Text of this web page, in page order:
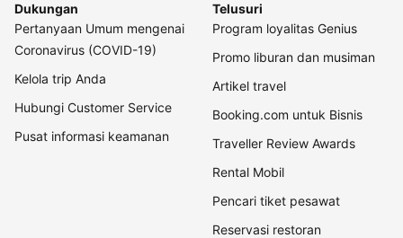
Dukungan
Pertanyaan Umum mengenai
Coronavirus (COVID-19)
Kelola trip Anda
Hubungi Customer Service
Pusat informasi keamanan
Telusuri
Program loyalitas Genius
Promo liburan dan musiman
Artikel travel
Booking.com untuk Bisnis
Traveller Review Awards
Rental Mobil
Pencari tiket pesawat
Reservasi restoran